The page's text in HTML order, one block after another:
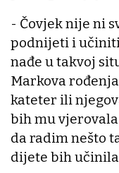
- Čovjek nije ni
podnijeti i učiniti
nađe u takvoj
Markova
kateter ili
bih mu
da radim nešto
dijete bih učinila